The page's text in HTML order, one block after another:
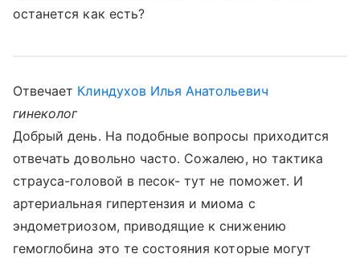
останется как есть?
Отвечает Клиндухов Илья Анатольевич
гинеколог
Добрый день. На подобные вопросы приходится
отвечать довольно часто. Сожалею, но тактика
страуса-головой в песок- тут не поможет. И
артериальная гипертензия и миома с
эндометриозом, приводящие к снижению
гемоглобина это те состояния которые могут